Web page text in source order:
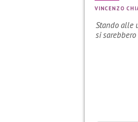
VINCENZO
Stando alle
si